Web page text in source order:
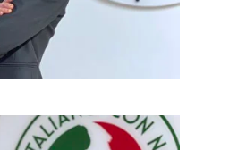
studente abbia una storia che
raccontata — in italiano."